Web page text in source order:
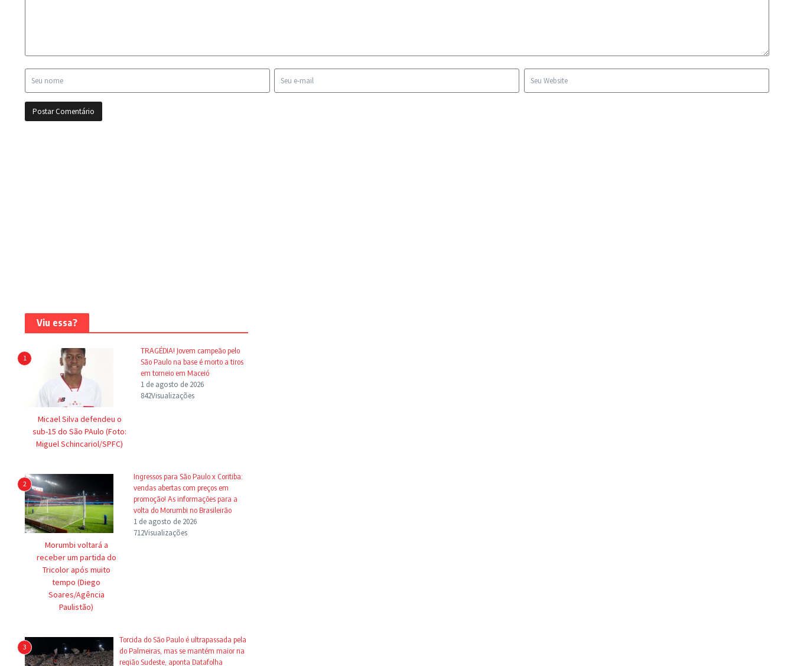
Viu essa?
1
Micael Silva defendeu o
sub-15 do São PAulo (Foto:
Miguel Schincariol/SPFC)
TRAGÉDIA! Jovem campeão pelo
São Paulo na base é morto a tiros
em torneio em Maceió
1 de agosto de 2026
842Visualizações
2
Morumbi voltará a
receber um partida do
Tricolor após muito
tempo (Diego
Soares/Agência
Paulistão)
Ingressos para São Paulo x Coritiba:
vendas abertas com preços em
promoção! As informações para a
volta do Morumbi no Brasileirão
1 de agosto de 2026
712Visualizações
3
Torcida do São Paulo é ultrapassada pela
do Palmeiras, mas se mantém maior na
região Sudeste, aponta Datafolha